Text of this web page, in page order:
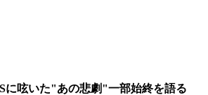
に呟いた"あの悲劇"一部始終を語る